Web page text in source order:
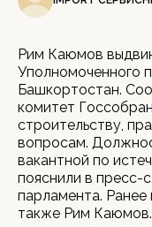
Рим Каюмов
Уполномоченного
Башкортостан.
комитет
строительству,
вопросам.
вакантной по
пояснили в пресс-
парламента. Ранее
также Рим Каюмов.